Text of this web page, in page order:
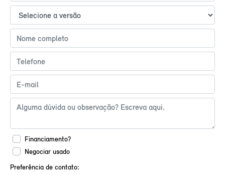
Financiamento?
Negociar usado
Preferência de contato: